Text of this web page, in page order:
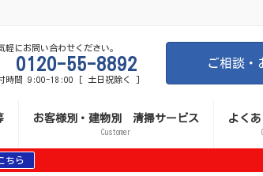
軽にお問い合わせください。
0120-55-8892
時間 9:00-18:00 [ 土日祝除く ]
ご相談・
お客様別・建物別 清掃サービス
Customer
よく
ちら